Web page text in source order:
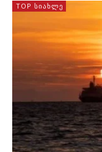
TOP ᲡᲘᲐᲮᲚᲔ